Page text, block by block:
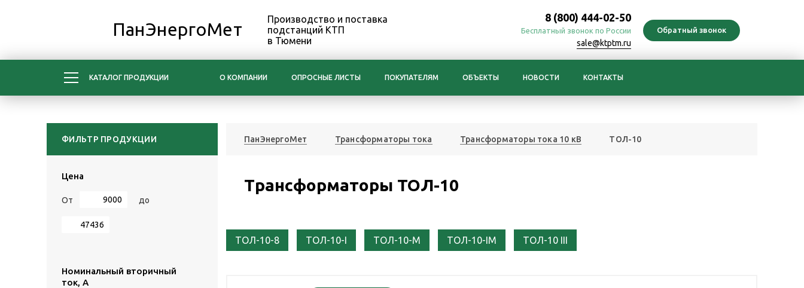
ПанЭнергоМет
Производство и поставка
подстанций КТП
в Тюмени
8 (800) 444-02-50
Бесплатный звонок по России
sale@ktptm.ru
КАТАЛОГ ПРОДУКЦИИ О КОМПАНИИ ОПРОСНЫЕ ЛИСТЫ ПОКУПАТЕЛЯМ ОБЪЕКТЫ НОВОСТИ КОНТАКТЫ
ФИЛЬТР ПРОДУКЦИИ
Цена
От до
Номинальный вторичный
ток, А
ПанЭнергоМет Трансформаторы тока Трансформаторы тока 10 кВ ТОЛ-10
Трансформаторы ТОЛ-10
ТОЛ-10-8 ТОЛ-10-I ТОЛ-10-М ТОЛ-10-IM ТОЛ-10 III